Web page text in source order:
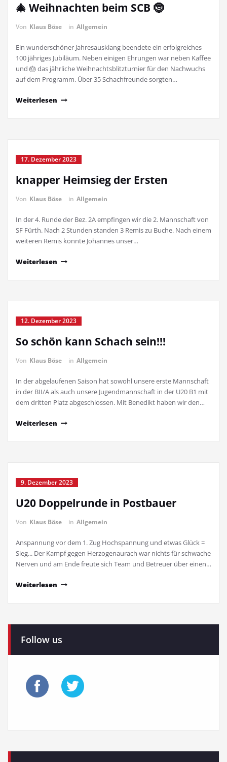
🎄 Weihnachten beim SCB 🤶
Von Klaus Böse in Allgemein
Ein wunderschöner Jahresausklang beendete ein erfolgreiches
100 jähriges Jubiläum. Neben einigen Ehrungen war neben Kaffee
und 🎂 das jährliche Weihnachtsblitzturnier für den Nachwuchs
auf dem Programm. Über 35 Schachfreunde sorgten…
Weiterlesen
17. Dezember 2023
knapper Heimsieg der Ersten
Von Klaus Böse in Allgemein
In der 4. Runde der Bez. 2A empfingen wir die 2. Mannschaft von
SF Fürth. Nach 2 Stunden standen 3 Remis zu Buche. Nach einem
weiteren Remis konnte Johannes unser…
Weiterlesen
12. Dezember 2023
So schön kann Schach sein!!!
Von Klaus Böse in Allgemein
In der abgelaufenen Saison hat sowohl unsere erste Mannschaft
in der BII/A als auch unsere Jugendmannschaft in der U20 B1 mit
dem dritten Platz abgeschlossen. Mit Benedikt haben wir den…
Weiterlesen
9. Dezember 2023
U20 Doppelrunde in Postbauer
Von Klaus Böse in Allgemein
Anspannung vor dem 1. Zug Hochspannung und etwas Glück =
Sieg... Der Kampf gegen Herzogenaurach war nichts für schwache
Nerven und am Ende freute sich Team und Betreuer über einen…
Weiterlesen
Follow us